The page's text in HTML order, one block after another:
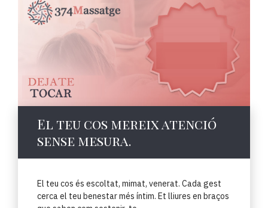
El teu cos mereix atenció
sense mesura.
El teu cos és escoltat, mimat, venerat. Cada gest
cerca el teu benestar més íntim. Et lliures en braços